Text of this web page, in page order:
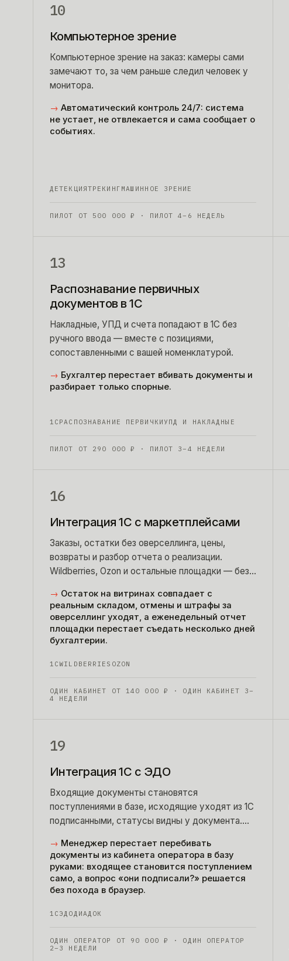
10
Компьютерное зрение
Компьютерное зрение на заказ: камеры сами
замечают то, за чем раньше следил человек у
монитора.
→ Автоматический контроль 24/7: система
не устает, не отвлекается и сама сообщает о
событиях.
ДЕТЕКЦИЯТРЕКИНГ МАШИННОЕ ЗРЕНИЕ
ПИЛОТ ОТ 500 000 ₽ · ПИЛОТ 4–6 НЕДЕЛЬ
13
Распознавание первичных
документов в 1С
Накладные, УПД и счета попадают в 1С без
ручного ввода — вместе с позициями,
сопоставленными с вашей номенклатурой.
→ Бухгалтер перестает вбивать документы и
разбирает только спорные.
1С РАСПОЗНАВАНИЕ ПЕРВИЧКИУПД И НАКЛАДНЫЕ
ПИЛОТ ОТ 290 000 ₽ · ПИЛОТ 3–4 НЕДЕЛИ
16
Интеграция 1С с маркетплейсами
Заказы, остатки без оверселлинга, цены,
возвраты и разбор отчета о реализации.
Wildberries, Ozon и остальные площадки — без
выходным.
→ Остаток на витринах совпадает с
реальным складом, отмены и штрафы за
оверселлинг уходят, а еженедельный отчет
площадки перестает съедать несколько дней
бухгалтерии.
1СWILDBERRIES OZON
ОДИН КАБИНЕТ ОТ 140 000 ₽
· ОДИН КАБИНЕТ 3–
4 НЕДЕЛИ
19
Интеграция 1С с ЭДО
Входящие документы становятся
поступлениями в базе, исходящие уходят из 1С
подписанными, статусы видны у документа.
роуминг между ними.
→ Менеджер перестает перебивать
документы из кабинета оператора в базу
руками: входящее становится поступлением
само, а вопрос «они подписали?» решается
без похода в браузер.
1С ЭДОДИАДОК
ОДИН ОПЕРАТОР ОТ 90 000 ₽
· ОДИН ОПЕРАТОР
2–3 НЕДЕЛИ